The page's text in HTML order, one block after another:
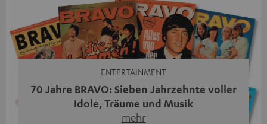
Streaming-System vereint hochwertige HiFi-Technik,
moderne Streaming-Funktionen und hohe Flexibilität in
einem einzigen Gerät – und zeigt, dass man für großen
Sound heute keine klassische HiFi-Anlage mehr braucht.
ENTERTAINMENT
70 Jahre BRAVO: Sieben Jahrzehnte voller
Idole, Träume und Musik
mehr